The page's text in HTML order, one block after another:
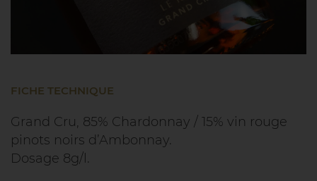
FICHE TECHNIQUE
Grand Cru, 85% Chardonnay / 15% vin rouge
pinots noirs d’Ambonnay.
Dosage 8g/l.